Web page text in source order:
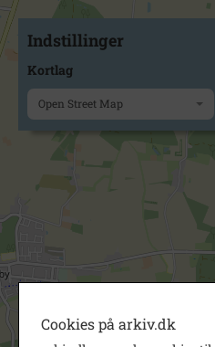
Indstillinger
Kortlag
Open Street Map
Cookies på arkiv.dk